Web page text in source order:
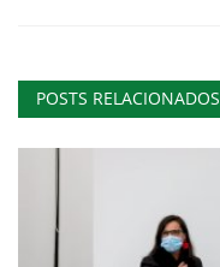
POSTS RELACIONADOS